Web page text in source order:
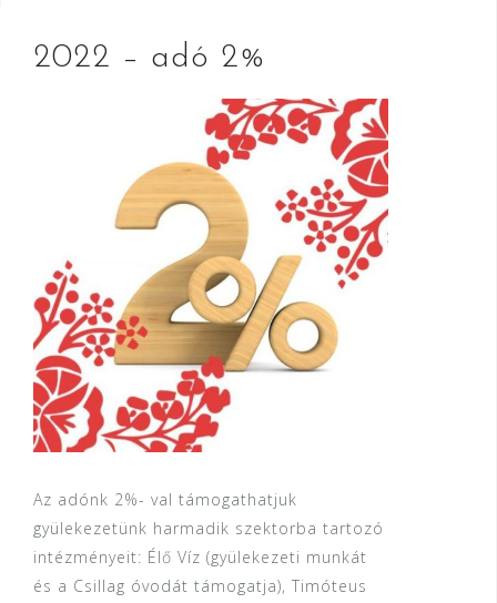
2022 – adó 2%
Az adónk 2%- val támogathatjuk
gyülekezetünk harmadik szektorba tartozó
intézményeit: Élő Víz (gyülekezeti munkát
és a Csillag óvodát támogatja), Timóteus